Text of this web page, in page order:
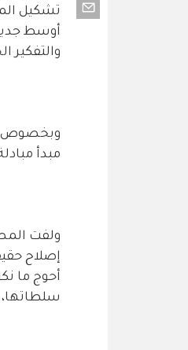
تشكيل
أوسط
والتفكير
وبخصوص
مبدأ
ولفت
إصلاح
أحوج ما
سلطاتها،